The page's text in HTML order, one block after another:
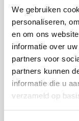
We gebruiken
personaliseren,
en om ons
informatie over
partners voor
partners kunnen
informatie die u
verzameld op
een
omgeving.
gebied van ICT-
uitgangspunt voor
beproefde
de voordelen van
lokaal